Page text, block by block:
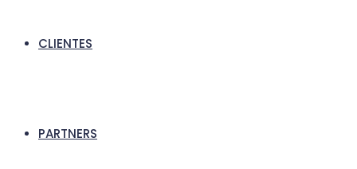
CLIENTES
PARTNERS